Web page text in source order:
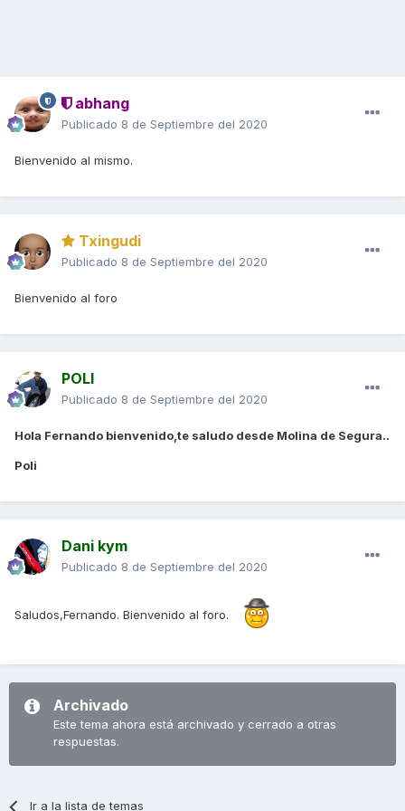
abhang
Publicado 8 de Septiembre del 2020
Bienvenido al mismo.
Txingudi
Publicado 8 de Septiembre del 2020
Bienvenido al foro
POLI
Publicado 8 de Septiembre del 2020
Hola Fernando bienvenido,te saludo desde Molina de Segura..
Poli
Dani kym
Publicado 8 de Septiembre del 2020
Saludos,Fernando. Bienvenido al foro.
Archivado
Este tema ahora está archivado y cerrado a otras
respuestas.
Ir a la lista de temas